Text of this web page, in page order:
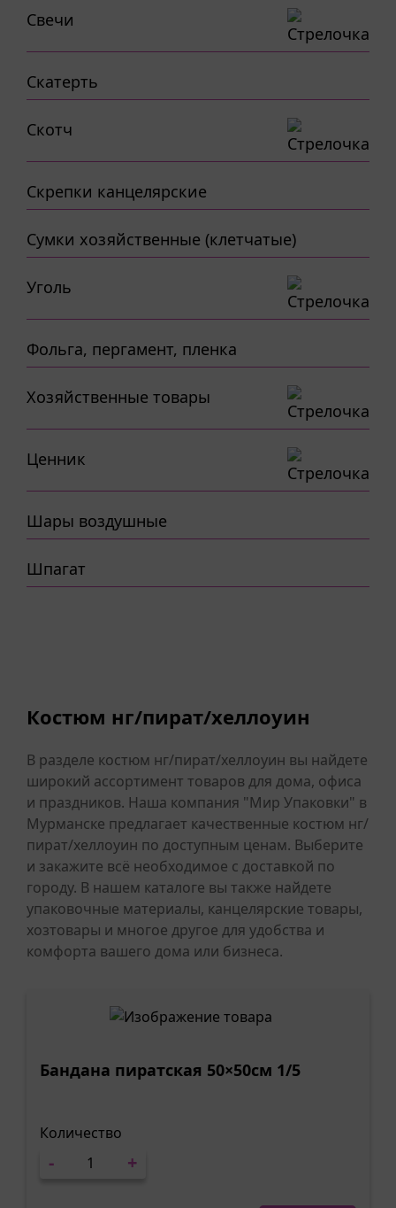
Свечи
Скатерть
Скотч
Скрепки канцелярские
Сумки хозяйственные (клетчатые)
Уголь
Фольга, пергамент, пленка
Хозяйственные товары
Ценник
Шары воздушные
Шпагат
Костюм нг/пират/хеллоуин
В разделе костюм нг/пират/хеллоуин вы найдете
широкий ассортимент товаров для дома, офиса
и праздников. Наша компания "Мир Упаковки" в
Мурманске предлагает качественные костюм нг/
пират/хеллоуин по доступным ценам. Выберите
и закажите всё необходимое с доставкой по
городу. В нашем каталоге вы также найдете
упаковочные материалы, канцелярские товары,
хозтовары и многое другое для удобства и
комфорта вашего дома или бизнеса.
Бандана пиратская 50×50см 1/5
Количество
- +